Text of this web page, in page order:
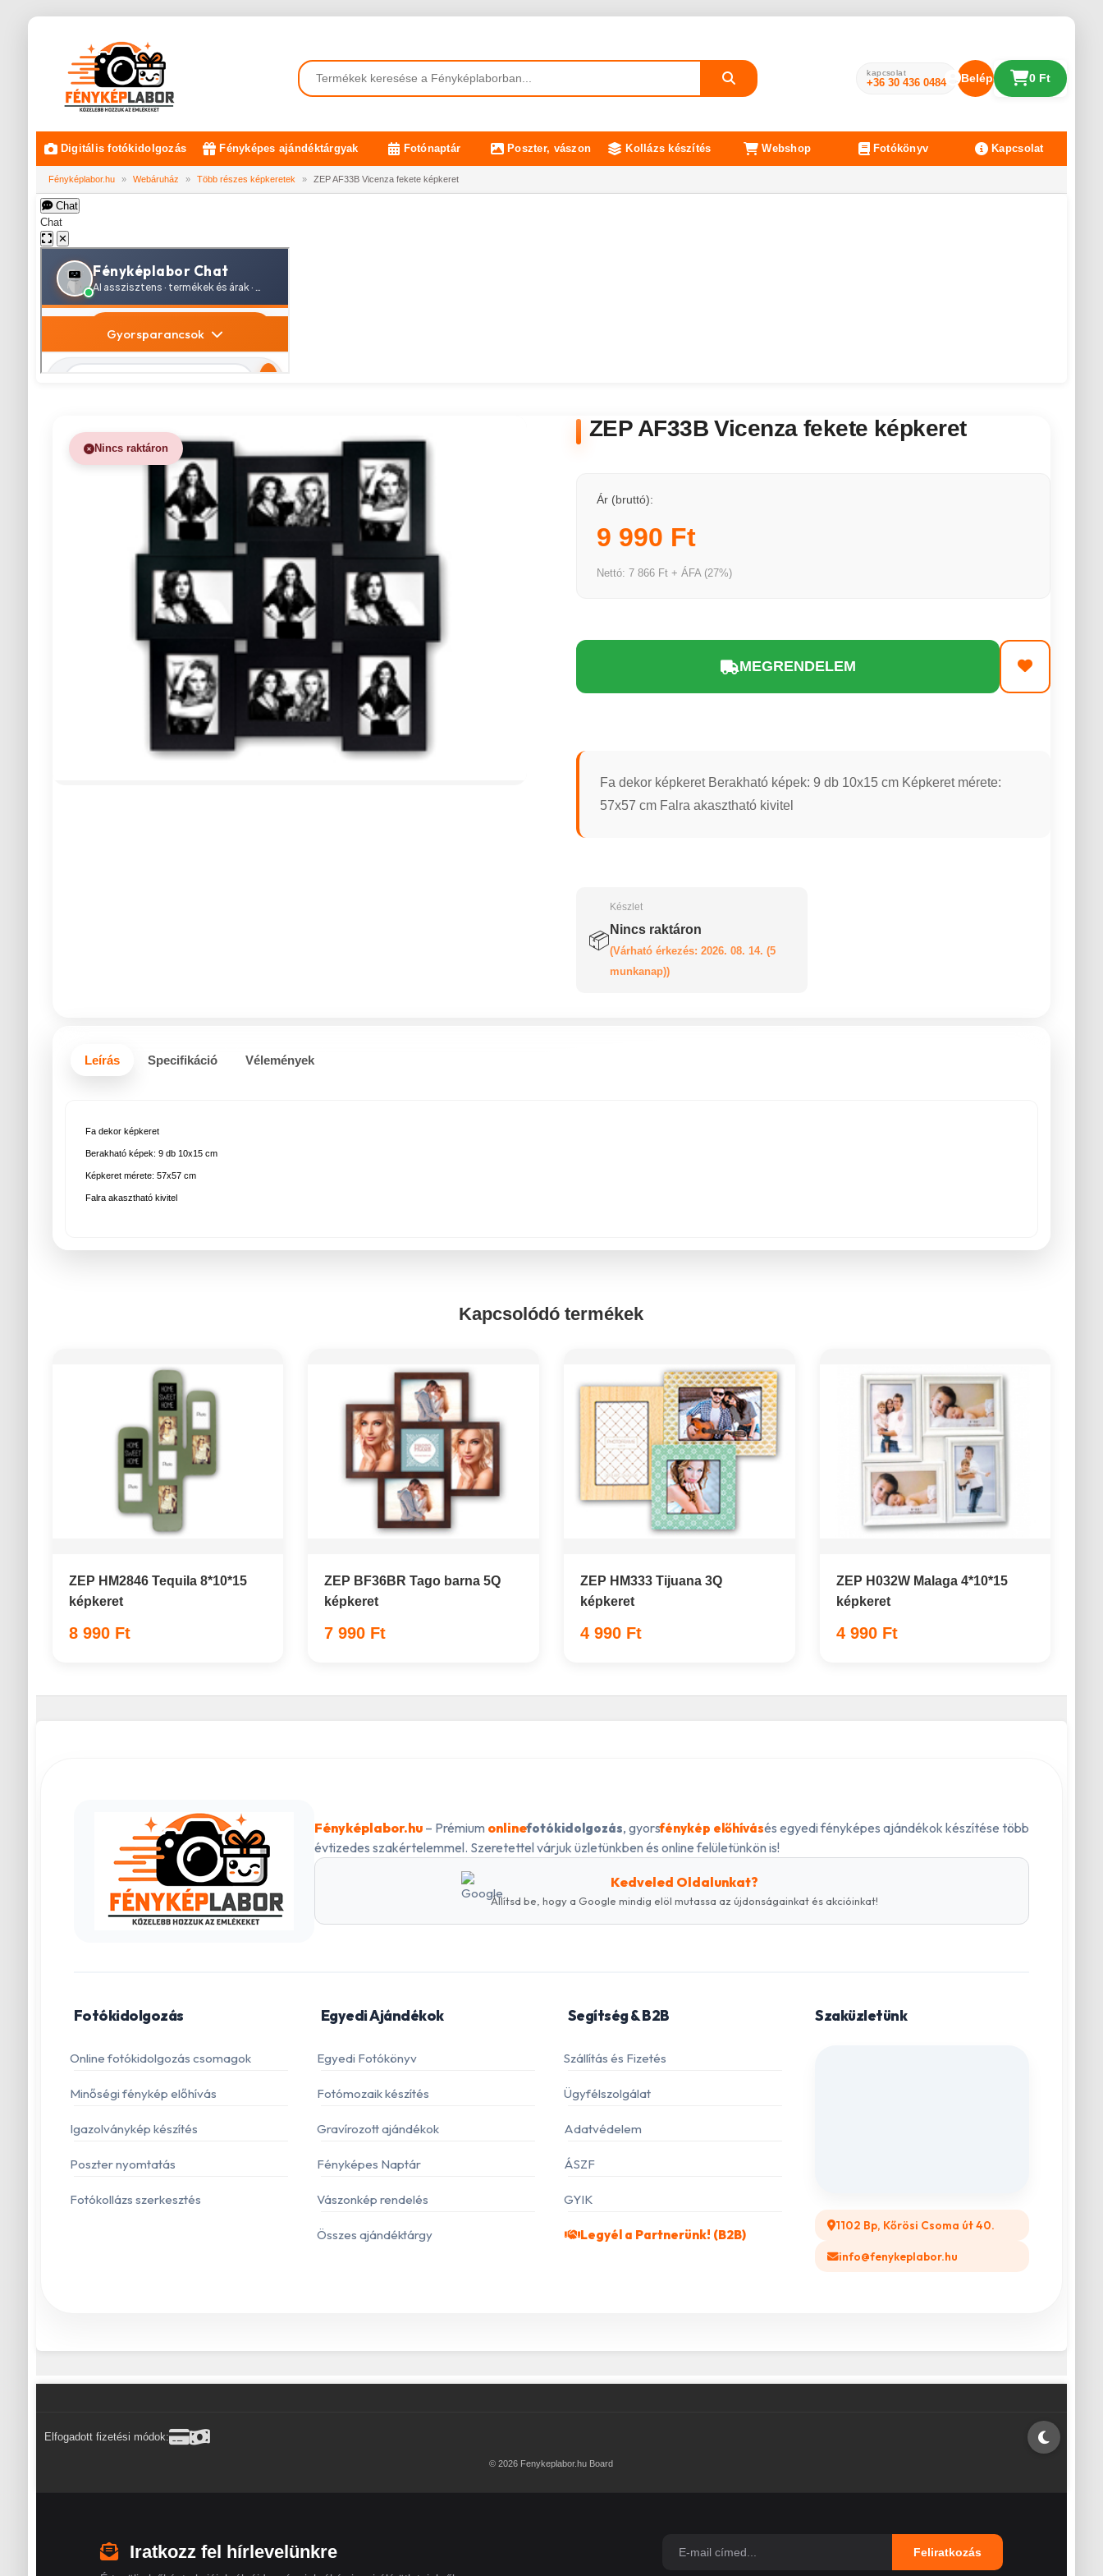
kapcsolat
+36 30 436 0484 Belépés 0 Ft
Digitális fotókidolgozás Fényképes ajándéktárgyak Fotónaptár Poszter, vászon Kollázs készítés Webshop Fotókönyv Kapcsolat
Fényképlabor.hu » Webáruház » Több részes képkeretek » ZEP AF33B Vicenza fekete képkeret
Chat
Chat
✕
Nincs raktáron
ZEP AF33B Vicenza fekete képkeret
Ár (bruttó):
9 990 Ft
Nettó: 7 866 Ft + ÁFA (27%)
MEGRENDELEM
Fa dekor képkeret Berakható képek: 9 db 10x15 cm Képkeret mérete:
57x57 cm Falra akasztható kivitel
📦
Készlet
Nincs raktáron
(Várható érkezés: 2026. 08. 14. (5
munkanap))
Leírás Specifikáció Vélemények
Fa dekor képkeret
Berakható képek: 9 db 10x15 cm
Képkeret mérete: 57x57 cm
Falra akasztható kivitel
Kapcsolódó termékek
ZEP HM2846 Tequila 8*10*15
képkeret
8 990 Ft
ZEP BF36BR Tago barna 5Q
képkeret
7 990 Ft
ZEP HM333 Tijuana 3Q
képkeret
4 990 Ft
ZEP H032W Malaga 4*10*15
képkeret
4 990 Ft
Fényképlabor.hu– Prémium onlinefotókidolgozás, gyorsfénykép előhívásés egyedi fényképes ajándékok készítése több
évtizedes szakértelemmel. Szeretettel várjuk üzletünkben és online felületünkön is!
Kedveled Oldalunkat?
Állítsd be, hogy a Google mindig elöl mutassa az újdonságainkat és akcióinkat!
Fotókidolgozás
Online fotókidolgozás csomagok
Minőségi fénykép előhívás
Igazolványkép készítés
Poszter nyomtatás
Fotókollázs szerkesztés
Egyedi Ajándékok
Egyedi Fotókönyv
Fotómozaik készítés
Gravírozott ajándékok
Fényképes Naptár
Vászonkép rendelés
Összes ajándéktárgy
Segítség & B2B
Szállítás és Fizetés
Ügyfélszolgálat
Adatvédelem
ÁSZF
GYIK
Legyél a Partnerünk! (B2B)
Szaküzletünk
1102 Bp, Kőrösi Csoma út 40.
info@fenykeplabor.hu
Elfogadott fizetési módok:
© 2026 Fenykeplabor.hu Board
Iratkozz fel hírlevelünkre Feliratkozás